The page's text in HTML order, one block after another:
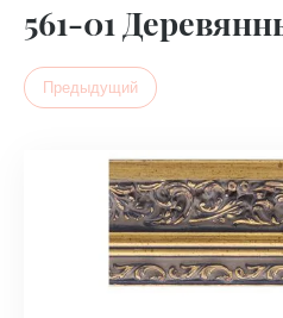
561-01
Предыдущий